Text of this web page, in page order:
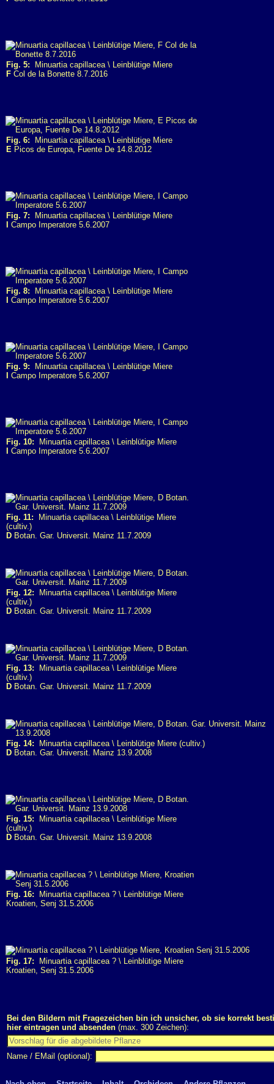
Fig. 5: Minuartia capillacea \ Leinblütige Miere
F Col de la Bonette 8.7.2016
Fig. 6: Minuartia capillacea \ Leinblütige Miere
E Picos de Europa, Fuente De 14.8.2012
Fig. 7: Minuartia capillacea \ Leinblütige Miere
Campo Imperatore 5.6.2007
Fig. 8: Minuartia capillacea \ Leinblütige Miere
Campo Imperatore 5.6.2007
Fig. 9: Minuartia capillacea \ Leinblütige Miere
Campo Imperatore 5.6.2007
Fig. 10: Minuartia capillacea \ Leinblütige Miere
Campo Imperatore 5.6.2007
Fig. 11: Minuartia capillacea \ Leinblütige Miere
(cultiv.)
D Botan. Gar. Universit. Mainz 11.7.2009
Fig. 12: Minuartia capillacea \ Leinblütige Miere
(cultiv.)
D Botan. Gar. Universit. Mainz 11.7.2009
Fig. 13: Minuartia capillacea \ Leinblütige Miere
(cultiv.)
D Botan. Gar. Universit. Mainz 11.7.2009
Fig. 14: Minuartia capillacea \ Leinblütige Miere (cultiv.)
D Botan. Gar. Universit. Mainz 13.9.2008
Fig. 15: Minuartia capillacea \ Leinblütige Miere
(cultiv.)
D Botan. Gar. Universit. Mainz 13.9.2008
Fig. 16: Minuartia capillacea ? \ Leinblütige Miere
Kroatien, Senj 31.5.2006
Fig. 17: Minuartia capillacea ? \ Leinblütige Miere
Kroatien, Senj 31.5.2006
Bei den Bildern mit Fragezeichen bin ich unsicher, ob sie korrekt
hier eintragen und absenden (max. 300 Zeichen):
Name / EMail (optional):